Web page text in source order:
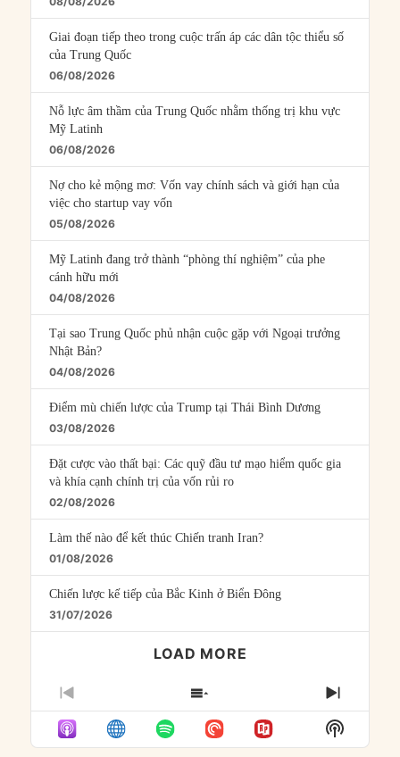
Giai đoạn tiếp theo trong cuộc trấn áp các dân tộc thiểu số
của Trung Quốc
06/08/2026
Nỗ lực âm thầm của Trung Quốc nhằm thống trị khu vực
Mỹ Latinh
06/08/2026
Nợ cho kẻ mộng mơ: Vốn vay chính sách và giới hạn của
việc cho startup vay vốn
05/08/2026
Mỹ Latinh đang trở thành “phòng thí nghiệm” của phe
cánh hữu mới
04/08/2026
Tại sao Trung Quốc phủ nhận cuộc gặp với Ngoại trưởng
Nhật Bản?
04/08/2026
Điểm mù chiến lược của Trump tại Thái Bình Dương
03/08/2026
Đặt cược vào thất bại: Các quỹ đầu tư mạo hiểm quốc gia
và khía cạnh chính trị của vốn rủi ro
02/08/2026
Làm thế nào để kết thúc Chiến tranh Iran?
01/08/2026
Chiến lược kế tiếp của Bắc Kinh ở Biển Đông
31/07/2026
LOAD MORE
PREVIOUS
EPISODE
SHOW
EPISODES
LIST
NEXT
Show
Podcast